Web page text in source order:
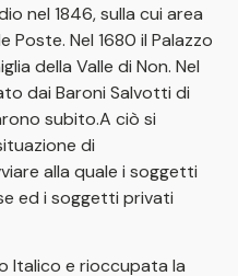
nel 1846, sulla cui area
Nel 1680 il Palazzo
della Valle di Non. Nel
dai Baroni Salvotti di
subito.A ciò si
di
alla quale i soggetti
ed i soggetti privati
Italico e rioccupata la